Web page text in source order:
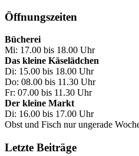
Öffnungszeiten
Bücherei
Mi: 17.00 bis 18.00 Uhr
Das kleine Käselädchen
Di: 15.00 bis 18.00 Uhr
Do: 08.00 bis 11.30 Uhr
Fr: 07.00 bis 11.30 Uhr
Der kleine Markt
Di: 16.00 bis 17.00 Uhr
Obst und Fisch nur ungerade
Letzte Beiträge